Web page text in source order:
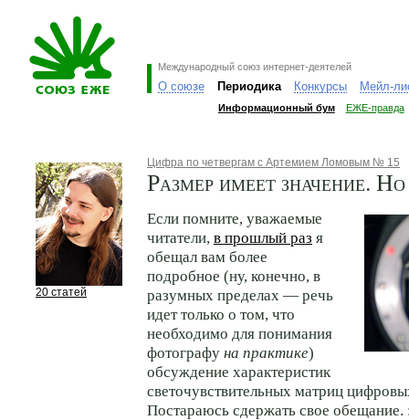
Международный союз интернет-деятелей
О союзе Периодика Конкурсы Мейл-
Информационный бум ЕЖЕ-правда
20 статей
Цифра по четвергам с Артемием Ломовым № 15
Размер имеет значение.
Если помните, уважаемые
читатели, в прошлый раз я
обещал вам более
подробное (ну, конечно, в
разумных пределах — речь
идет только о том, что
необходимо для понимания
фотографу на практике)
обсуждение характеристик
светочувствительных матриц
Постараюсь сдержать свое обещание.